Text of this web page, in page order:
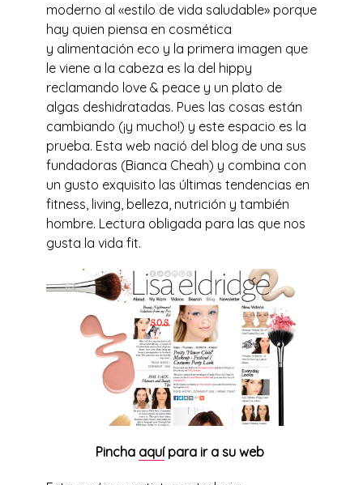
moderno al «estilo de vida saludable» porque
hay quien piensa en cosmética
y alimentación eco y la primera imagen que
le viene a la cabeza es la del hippy
reclamando love & peace y un plato de
algas deshidratadas. Pues las cosas están
cambiando (¡y mucho!) y este espacio es la
prueba. Esta web nació del blog de una sus
fundadoras (Bianca Cheah) y combina con
un gusto exquisito las últimas tendencias en
fitness, living, belleza, nutrición y también
hombre. Lectura obligada para las que nos
gusta la vida fit.
Pincha aquípara ir a su web